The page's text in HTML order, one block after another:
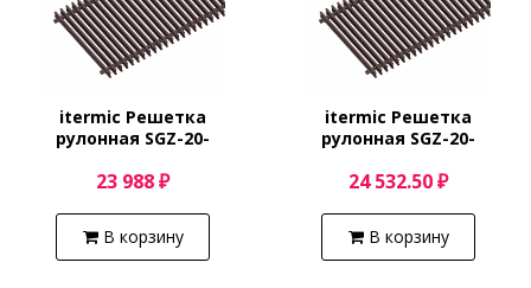
itermic Решетка
рулонная SGZ-20-
23 988 ₽
В корзину
itermic Решетка
рулонная SGZ-20-
24 532.50 ₽
В корзину